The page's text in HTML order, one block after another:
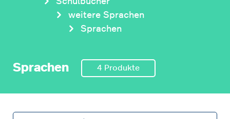
weitere Sprachen
Sprachen
Sprachen 4 Produkte